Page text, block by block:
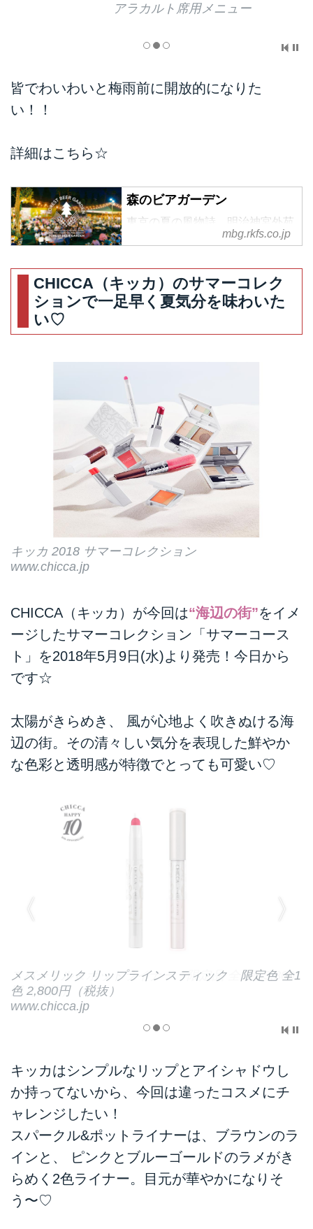
アラカルト席用メニュー
皆でわいわいと梅雨前に開放的になりた
い！！
詳細はこちら☆
森のビアガーデン
東京の夏の風物詩、明治神宮外苑
「森のビアガーデン」のサイト。
BBQ（バーベキュー）が楽しめる
ビアガーデン。食べ放題プランが
お得！WEB予約もございます。
mbg.rkfs.co.jp
CHICCA（キッカ）のサマーコレク
ションで一足早く夏気分を味わいた
い♡
キッカ 2018 サマーコレクション
www.chicca.jp
CHICCA（キッカ）が今回は“海辺の街”をイメ
ージしたサマーコレクション「サマーコース
ト」を2018年5月9日(水)より発売！今日から
です☆
太陽がきらめき、 風が心地よく吹きぬける海
辺の街。その清々しい気分を表現した鮮やか
な色彩と透明感が特徴でとっても可愛い♡
メスメリック リップラインスティック 限定色 全1
色 2,800円（税抜）
www.chicca.jp
キッカはシンプルなリップとアイシャドウし
か持ってないから、今回は違ったコスメにチ
ャレンジしたい！
スパークル&ポットライナーは、ブラウンのラ
インと、 ピンクとブルーゴールドのラメがき
らめく2色ライナー。目元が華やかになりそ
う〜♡